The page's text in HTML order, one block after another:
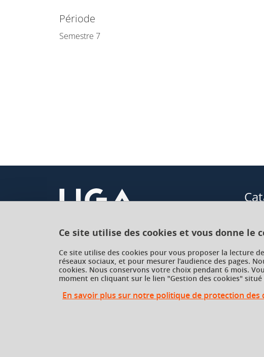
Ce site utilise des cookies et vous donne le
Ce site utilise des cookies pour vous proposer la lecture
réseaux sociaux, et pour mesurer l’audience des pages.
cookies. Nous conservons votre choix pendant 6 mois.
moment en cliquant sur le lien "Gestion des cookies"
En savoir plus sur notre politique de protection des
Période
Semestre 7
Université Grenoble Alpes
621 avenue Centrale
38400 Saint-Martin-d'Hères
France